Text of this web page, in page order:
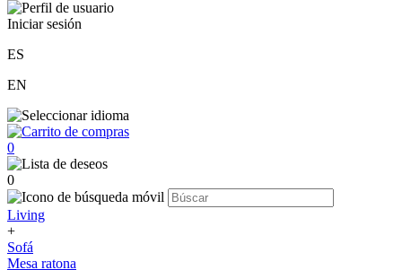
Iniciar sesión
ES
EN
0
0
Living
+
Sofá
Mesa ratona